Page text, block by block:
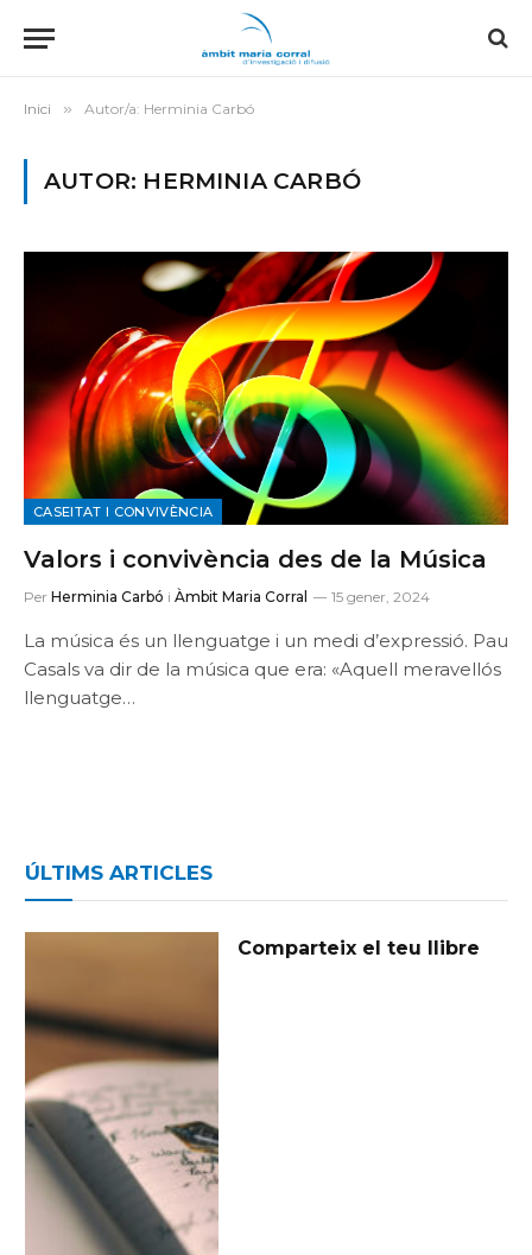
Inici » Autor/a: Herminia Carbó
AUTOR: HERMINIA CARBÓ
CASEITAT I CONVIVÈNCIA
Valors i convivència des de la Música
Per Herminia Carbó i Àmbit Maria Corral 15 gener, 2024
La música és un llenguatge i un medi d’expressió. Pau
Casals va dir de la música que era: «Aquell meravellós
llenguatge…
ÚLTIMS ARTICLES
Comparteix el teu llibre